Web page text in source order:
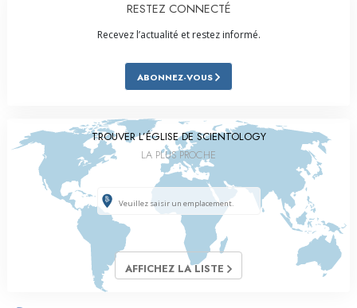
RESTEZ CONNECTÉ
Recevez l’actualité et restez informé.
ABONNEZ-VOUS
TROUVER L’ÉGLISE DE SCIENTOLOGY
LA PLUS PROCHE
AFFICHEZ LA LISTE